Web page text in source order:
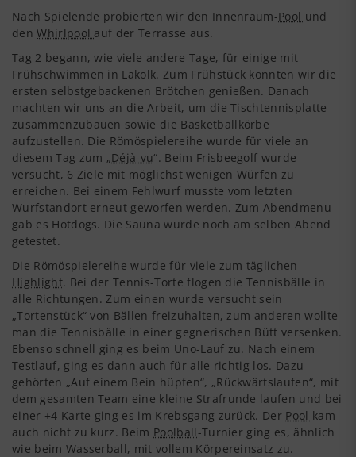
Nach Spielende probierten wir den Innenraum-Pool und
denWhirlpool auf der Terrasse aus.
Tag 2 begann, wie viele andere Tage, für einige mit
Frühschwimmen in Lakolk. Zum Frühstück konnten wir die
ersten selbstgebackenen Brötchen genießen. Danach
machten wir uns an die Arbeit, um die Tischtennisplatte
zusammenzubauen sowie die Basketballkörbe
aufzustellen. Die Römöspielereihe wurde für viele an
diesem Tag zum „Déjà-vu“. Beim Frisbeegolf wurde
versucht, 6 Ziele mit möglichst wenigen Würfen zu
erreichen. Bei einem Fehlwurf musste vom letzten
Wurfstandort erneut geworfen werden. Zum Abendmenu
gab es Hotdogs. Die Sauna wurde noch am selben Abend
getestet.
Die Römöspielereihe wurde für viele zum täglichen
Highlight. Bei der Tennis-Torte flogen die Tennisbälle in
alle Richtungen. Zum einen wurde versucht sein
„Tortenstück“ von Bällen freizuhalten, zum anderen wollte
man die Tennisbälle in einer gegnerischen Bütt versenken.
Ebenso schnell ging es beim Uno-Lauf zu. Nach einem
Testlauf, ging es dann auch für alle richtig los. Dazu
gehörten „Auf einem Bein hüpfen“, „Rückwärtslaufen“, mit
dem gesamten Team eine kleine Strafrunde laufen und bei
einer +4 Karte ging es im Krebsgang zurück. Der Pool kam
auch nicht zu kurz. Beim Poolball-Turnier ging es, ähnlich
wie beim Wasserball, mit vollem Körpereinsatz zu.